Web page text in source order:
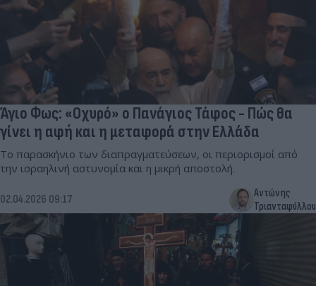
Άγιο Φως: «Οχυρό» ο Πανάγιος Τάφος - Πώς θα
γίνει η αφή και η μεταφορά στην Ελλάδα
Το παρασκήνιο των διαπραγματεύσεων, οι περιορισμοί από
την ισραηλινή αστυνομία και η μικρή αποστολή.
02.04.2026 09:17
Αντώνης
Τριανταφύλλου